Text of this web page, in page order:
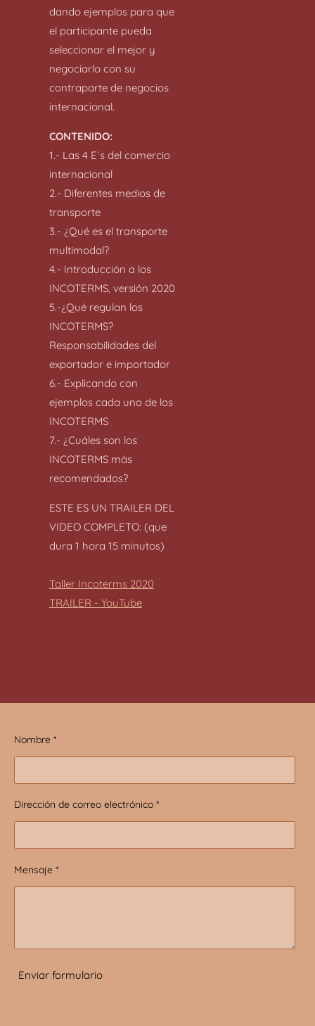
dando ejemplos para que
el participante pueda
seleccionar el mejor y
negociarlo con su
contraparte de negocios
internacional.
CONTENIDO:
1.- Las 4 E´s del comercio
internacional
2.- Diferentes medios de
transporte
3.- ¿Qué es el transporte
multimodal?
4.- Introducción a los
INCOTERMS, versión 2020
5.-¿Qué regulan los
INCOTERMS?
Responsabilidades del
exportador e importador
6.- Explicando con
ejemplos cada uno de los
INCOTERMS
7.- ¿Cuáles son los
INCOTERMS más
recomendados?
ESTE ES UN TRAILER DEL
VIDEO COMPLETO: (que
dura 1 hora 15 minutos)
Taller Incoterms 2020
TRAILER - YouTube
Nombre *
Dirección de correo electrónico *
Mensaje *
Enviar formulario